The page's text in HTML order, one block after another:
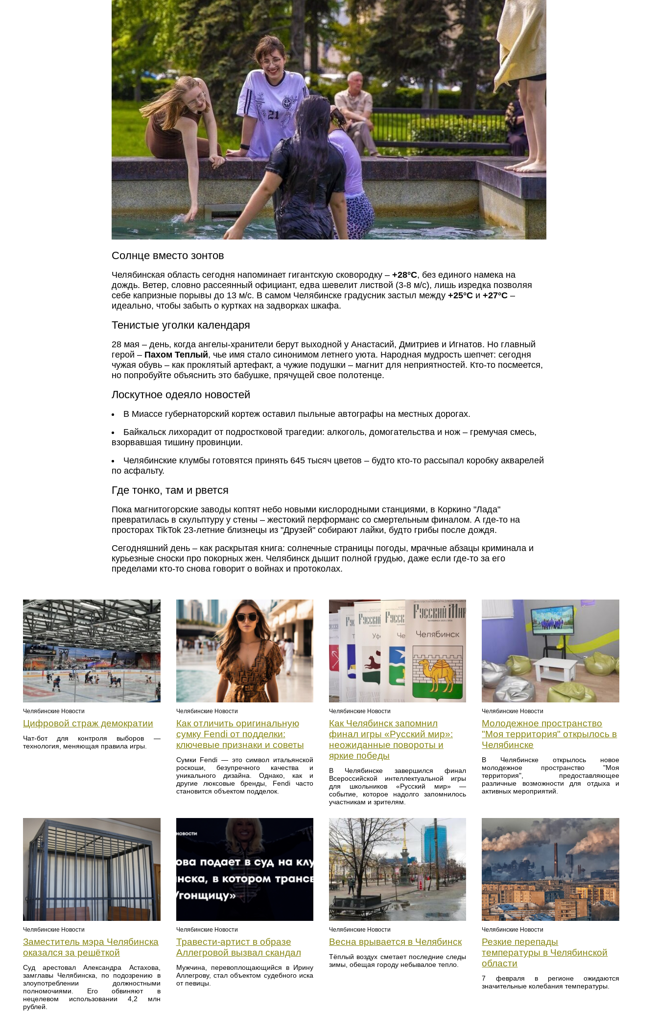
Солнце вместо зонтов
Челябинская область сегодня напоминает гигантскую сковородку –+28°C, без единого намека на
дождь. Ветер, словно рассеянный официант, едва шевелит листвой (3-8 м/с), лишь изредка позволяя
себе капризные порывы до 13 м/с. В самом Челябинске градусник застыл между+25°C и+27°C –
идеально, чтобы забыть о куртках на задворках шкафа.
Тенистые уголки календаря
28 мая – день, когда ангелы-хранители берут выходной у Анастасий, Дмитриев и Игнатов. Но главный
герой – Пахом Теплый, чье имя стало синонимом летнего уюта. Народная мудрость шепчет: сегодня
чужая обувь – как проклятый артефакт, а чужие подушки – магнит для неприятностей. Кто-то посмеется,
но попробуйте объяснить это бабушке, прячущей свое полотенце.
Лоскутное одеяло новостей
В Миассе губернаторский кортеж оставил пыльные автографы на местных дорогах.
Байкальск лихорадит от подростковой трагедии: алкоголь, домогательства и нож – гремучая смесь,
взорвавшая тишину провинции.
Челябинские клумбы готовятся принять 645 тысяч цветов – будто кто-то рассыпал коробку акварелей
по асфальту.
Где тонко, там и рвется
Пока магнитогорские заводы коптят небо новыми кислородными станциями, в Коркино "Лада"
превратилась в скульптуру у стены – жестокий перформанс со смертельным финалом. А где-то на
просторах TikTok 23-летние близнецы из "Друзей" собирают лайки, будто грибы после дождя.
Сегодняшний день – как раскрытая книга: солнечные страницы погоды, мрачные абзацы криминала и
курьезные сноски про покорных жен. Челябинск дышит полной грудью, даже если где-то за его
пределами кто-то снова говорит о войнах и протоколах.
Челябинские Новости
Цифровой страж демократии
Чат-бот для контроля выборов —
технология, меняющая правила игры.
Челябинские Новости
Как отличить оригинальную
сумку Fendi от подделки:
ключевые признаки и советы
Сумки Fendi — это символ итальянской
роскоши, безупречного качества и
уникального дизайна. Однако, как и
другие люксовые бренды, Fendi часто
становится объектом подделок.
Челябинские Новости
Как Челябинск запомнил
финал игры «Русский мир»:
неожиданные повороты и
яркие победы
В Челябинске завершился финал
Всероссийской интеллектуальной игры
для школьников «Русский мир» —
событие, которое надолго запомнилось
участникам и зрителям.
Челябинские Новости
Молодежное пространство
"Моя территория" открылось в
Челябинске
В Челябинске открылось новое
молодежное пространство "Моя
территория", предоставляющее
различные возможности для отдыха и
активных мероприятий.
Челябинские Новости
Заместитель мэра Челябинска
оказался за решёткой
Суд арестовал Александра Астахова,
замглавы Челябинска, по подозрению в
злоупотреблении должностными
полномочиями. Его обвиняют в
нецелевом использовании 4,2 млн
рублей.
Челябинские Новости
Травести-артист в образе
Аллегровой вызвал скандал
Мужчина, перевоплощающийся в Ирину
Аллегрову, стал объектом судебного иска
от певицы.
Челябинские Новости
Весна врывается в Челябинск
Тёплый воздух сметает последние следы
зимы, обещая городу небывалое тепло.
Челябинские Новости
Резкие перепады
температуры в Челябинской
области
7 февраля в регионе ожидаются
значительные колебания температуры.